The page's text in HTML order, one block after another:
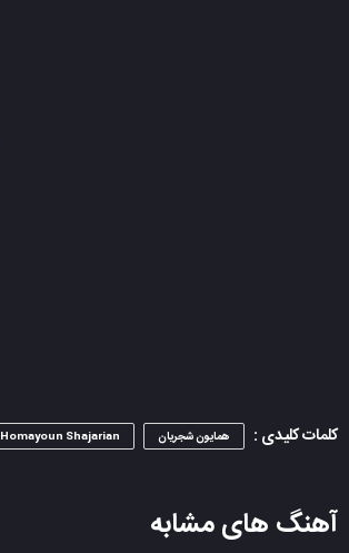
کلمات کلیدی : همایون شجریان Homayoun Shajarian
آهنگ های مشابه